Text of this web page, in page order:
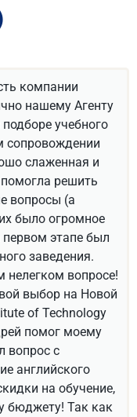
компании
нашему Агенту
учебного
сопровождении
слаженная и
решить
вопросы (а
было огромное
этапе был
заведения.
нелегком вопросе!
выбор на Новой
of Technology
помог моему
вопрос с
английского
на обучение,
бюджету! Так как